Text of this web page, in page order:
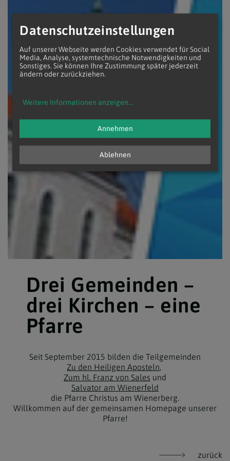
Drei Gemeinden –
drei Kirchen – eine
Pfarre
Seit September 2015 bilden die Teilgemeinden
Zu den Heiligen Aposteln,
Zum hl. Franz von Sales und
Salvator am Wienerfeld
die Pfarre Christus am Wienerberg.
Willkommen auf der gemeinsamen Homepage unserer
Pfarre!
zurück
Datenschutzeinstellungen
Auf unserer Webseite werden Cookies verwendet für Social
Media, Analyse, systemtechnische Notwendigkeiten und
Sonstiges. Sie können Ihre Zustimmung später jederzeit
ändern oder zurückziehen.
Weitere Informationen anzeigen...
Ablehnen
Annehmen